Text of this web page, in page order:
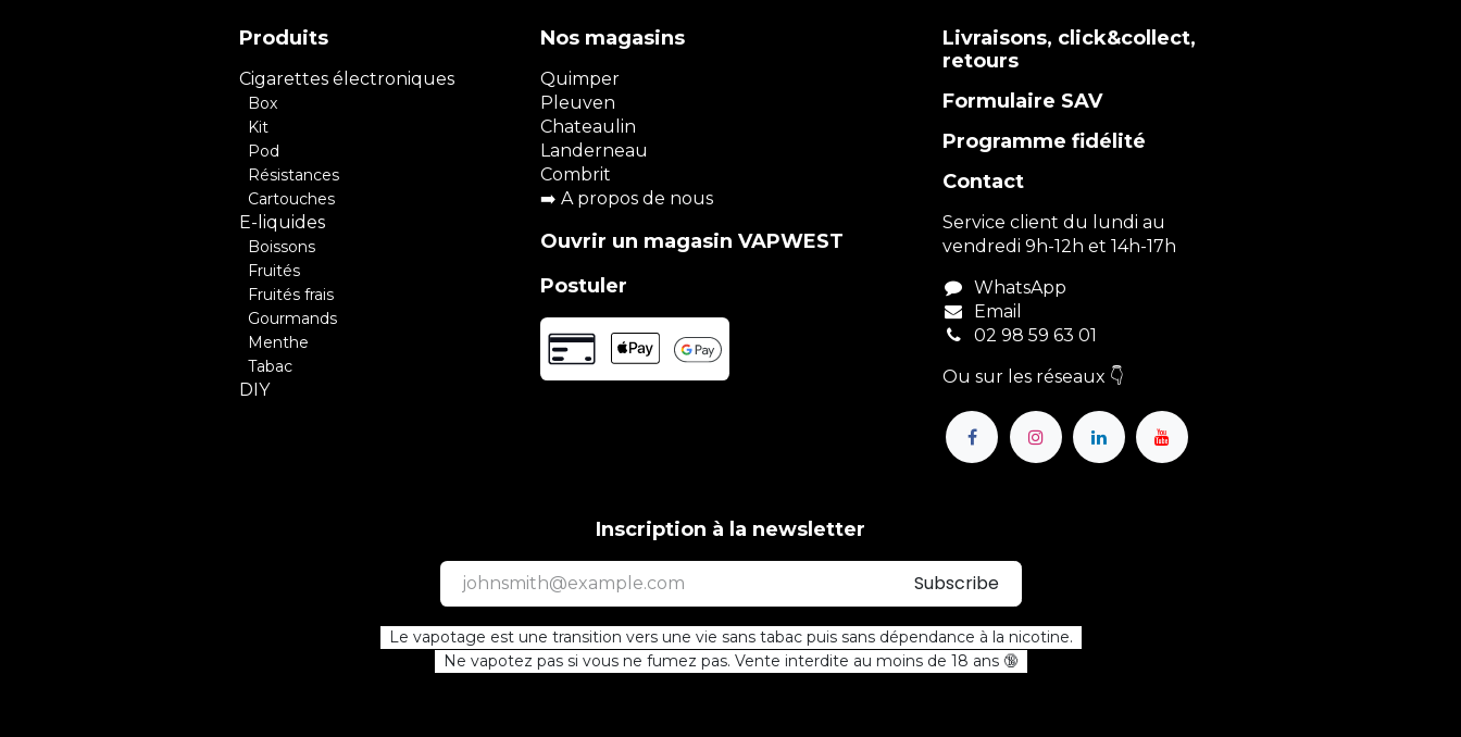
Produits
Cigarettes électroniques
Box
Kit
Pod
Résistances
Cartouches
E-liquides
Boissons
Fruités
Fruités frais
Gourmands
Menthe
Tabac
DIY
Livraisons, click&collect,
retours
Formulaire SAV
Programme fidélité
Contact
Service client du lundi au
vendredi 9h-12h et 14h-17h
WhatsApp
Email
02 98 59 63 01
Ou sur les réseaux 👇
Nos magasins
Quimper
Pleuven
Chateaulin
Landerneau
Combrit
➡️ A propos de nous
Ouvrir un magasin VAPWEST
Postuler
Le vapotage est une transition vers une vie sans tabac puis sans dépendance à la nicotine.
Ne vapotez pas si vous ne fumez pas. Vente interdite au moins de 18 ans 🔞
Inscription à la newsletter
Subscribe